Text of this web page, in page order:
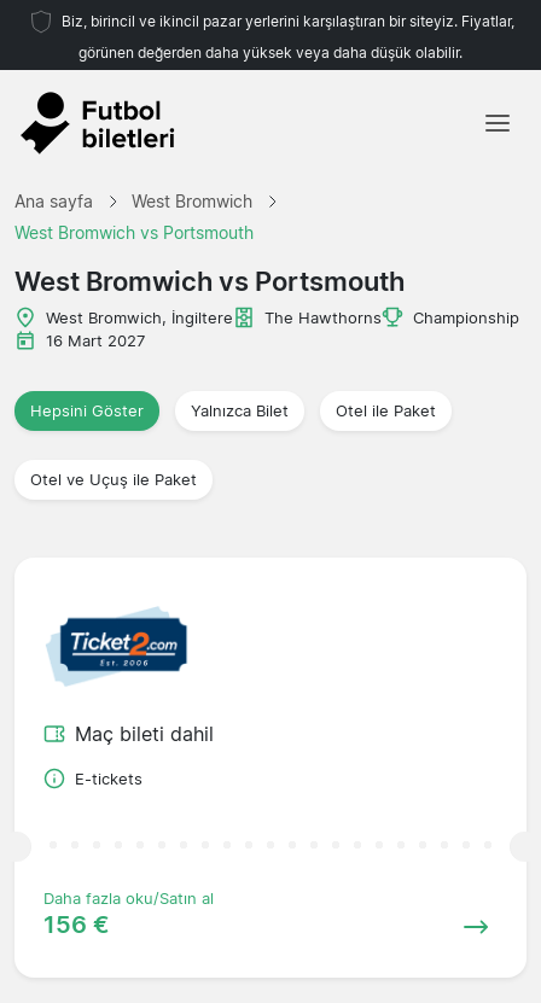
Biz, birincil ve ikincil pazar yerlerini karşılaştıran bir siteyiz. Fiyatlar,
görünen değerden daha yüksek veya daha düşük olabilir.
Takımlar
Ligler
Seyahat Acenteleri
Ana sayfa
West Bromwich
West Bromwich vs Portsmouth
West Bromwich vs Portsmouth
West Bromwich, İngiltere The Hawthorns
Championship
16 Mart 2027
Hepsini Göster Yalnızca Bilet Otel ile Paket
Otel ve Uçuş ile Paket
Maç bileti dahil
E-tickets
Daha fazla oku/Satın al
156 €